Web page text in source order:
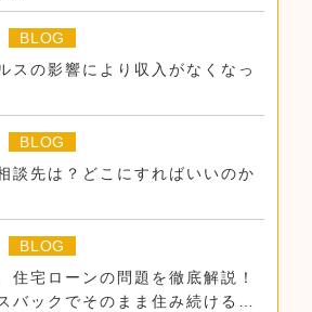
BLOG
スの影響により収入がなくなっ
BLOG
談先は？どこにすればいいのか
BLOG
住宅ローンの問題を徹底解説！
バックでそのまま住み続けるた